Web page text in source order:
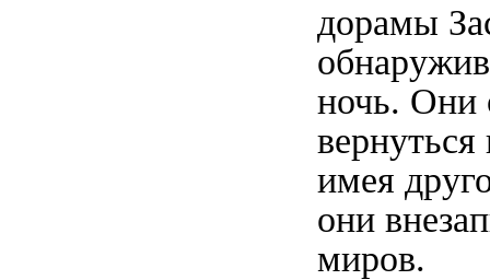
дорамы
ночь. Они
имея
они
миров.